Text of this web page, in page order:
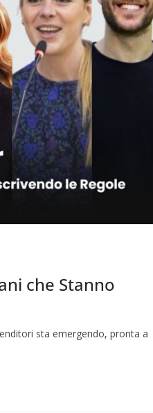
che Stanno
sta emergendo, pronta a